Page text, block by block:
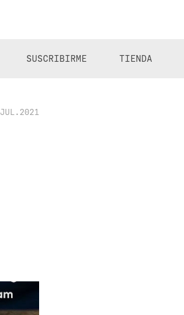
SUSCRIBIRME TIENDA
JUL.2021